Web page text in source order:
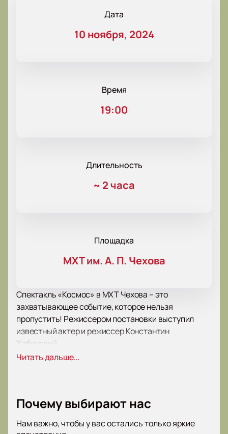
Дата
10 ноября, 2024
Время
19:00
Длительность
~ 2 часа
Площадка
МХТ им. А. П. Чехова
Спектакль «Космос» в МХТ Чехова – это
захватывающее событие, которое нельзя
пропустить! Режиссером постановки выступил
известный актер и режиссер Константин
Хабенский.
Пьеса была написана совсем недавно, в 2020 году,
языка, чья жизнь кажется серой и однообразной, но
одноклассник, знаменитый летчик-космонавт,
Читать дальше...
Почему выбирают нас
Нам важно, чтобы у вас остались только яркие